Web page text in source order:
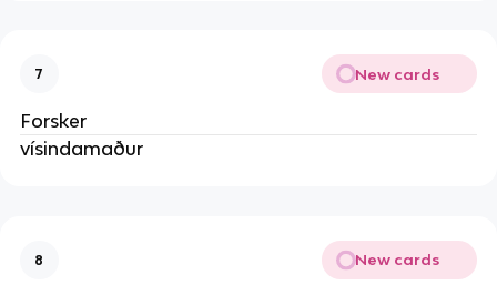
7 New cards
Forsker
vísindamaður
8 New cards